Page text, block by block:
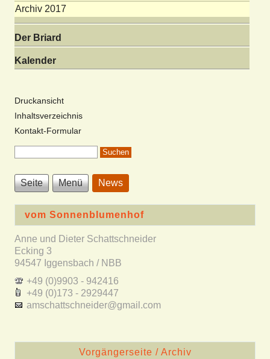
Archiv 2017
Der Briard
Kalender
Druckansicht
Inhaltsverzeichnis
Kontakt-Formular
Seite Menü News
vom Sonnenblumenhof
Anne und Dieter Schattschneider
Ecking 3
94547 Iggensbach / NBB
+49 (0)9903 - 942416
+49 (0)173 - 2929447
amschattschneider@gmail.com
Vorgängerseite / Archiv